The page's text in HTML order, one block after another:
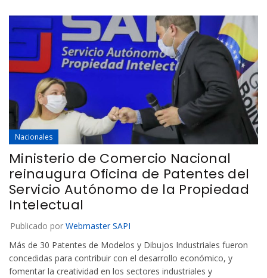
Nacionales
Ministerio de Comercio Nacional
reinaugura Oficina de Patentes del
Servicio Autónomo de la Propiedad
Intelectual
Publicado por Webmaster SAPI
Más de 30 Patentes de Modelos y Dibujos Industriales fueron
concedidas para contribuir con el desarrollo económico, y
fomentar la creatividad en los sectores industriales y